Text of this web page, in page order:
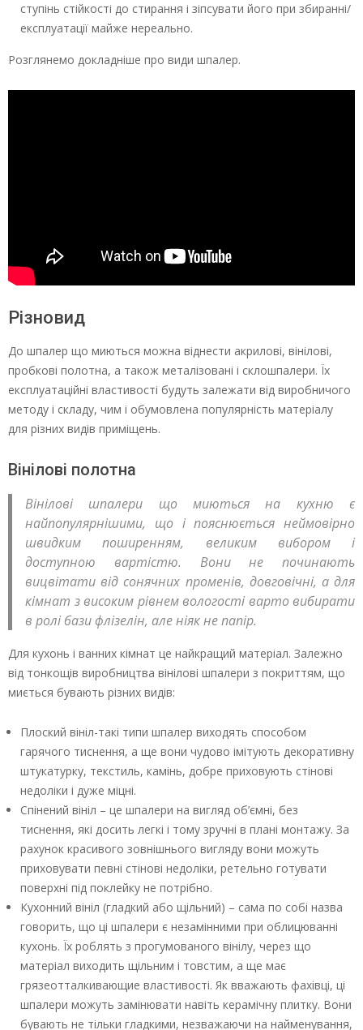
ступінь стійкості до стирання і зіпсувати його при збиранні/
експлуатації майже нереально.
Розглянемо докладніше про види шпалер.
Різновид
До шпалер що миються можна віднести акрилові, вінілові,
пробкові полотна, а також металізовані і склошпалери. Їх
експлуатаційні властивості будуть залежати від виробничого
методу і складу, чим і обумовлена популярність матеріалу
для різних видів приміщень.
Вінілові полотна
Вінілові шпалери що миються на кухню є
найпопулярнішими, що і пояснюється неймовірно
швидким поширенням, великим вибором і
доступною вартістю. Вони не починають
вицвітати від сонячних променів, довговічні, а для
кімнат з високим рівнем вологості варто вибирати
в ролі бази флізелін, але ніяк не папір.
Для кухонь і ванних кімнат це найкращий матеріал. Залежно
від тонкощів виробництва вінілові шпалери з покриттям, що
миється бувають різних видів:
Плоский вініл-такі типи шпалер виходять способом
гарячого тиснення, а ще вони чудово імітують декоративну
штукатурку, текстиль, камінь, добре приховують стінові
недоліки і дуже міцні.
Спінений вініл – це шпалери на вигляд об’ємні, без
тиснення, які досить легкі і тому зручні в плані монтажу. За
рахунок красивого зовнішнього вигляду вони можуть
приховувати певні стінові недоліки, ретельно готувати
поверхні під поклейку не потрібно.
Кухонний вініл (гладкий або щільний) – сама по собі назва
говорить, що ці шпалери є незамінними при облицюванні
кухонь. Їх роблять з прогумованого вінілу, через що
матеріал виходить щільним і товстим, а ще має
грязеотталкивающие властивості. Як вважають фахівці, ці
шпалери можуть замінювати навіть керамічну плитку. Вони
бувають не тільки гладкими, незважаючи на найменування,